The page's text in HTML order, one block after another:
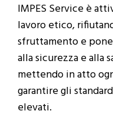
IMPES Service è
lavoro etico,
sfruttamento e
alla sicurezza e alla
mettendo in atto
garantire gli
elevati.